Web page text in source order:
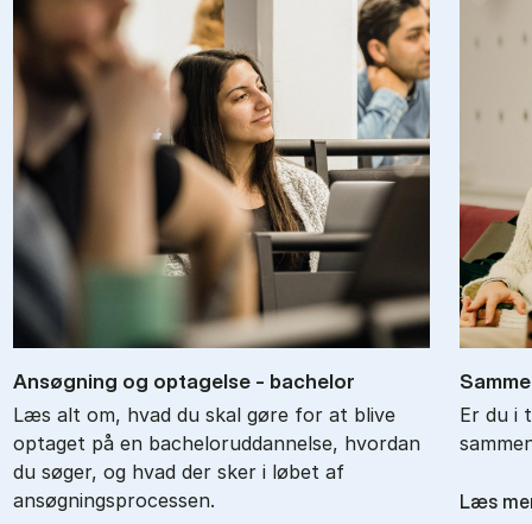
An­søg­ning og op­ta­gel­se - ba­chel­or
Læs alt om, hvad du skal gøre for at blive
optaget på en bacheloruddannelse, hvordan
du søger, og hvad der sker i løbet af
ansøgningsprocessen.
Er du i
Læs